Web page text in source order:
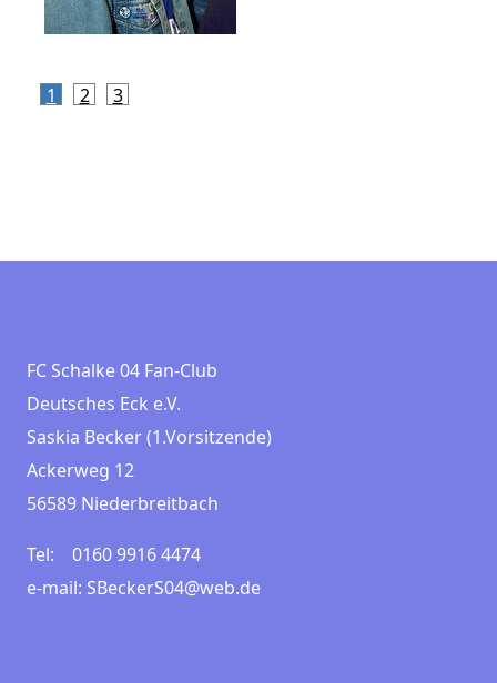
1 2 3
FC Schalke 04 Fan-Club
Deutsches Eck e.V.
Saskia Becker (1.Vorsitzende)
Ackerweg 12
56589 Niederbreitbach
Tel: 0160 9916 4474
e-mail: SBeckerS04@web.de